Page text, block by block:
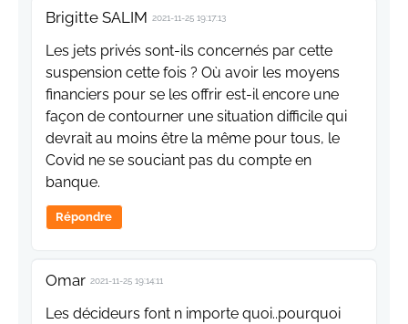
Brigitte SALIM 2021-11-25 19:17:13
Les jets privés sont-ils concernés par cette
suspension cette fois ? Où avoir les moyens
financiers pour se les offrir est-il encore une
façon de contourner une situation difficile qui
devrait au moins être la même pour tous, le
Covid ne se souciant pas du compte en
banque.
Répondre
Omar 2021-11-25 19:14:11
Les décideurs font n importe quoi..pourquoi